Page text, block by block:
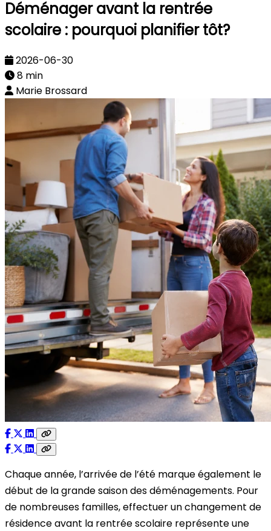
Déménager avant la rentrée
scolaire : pourquoi planifier tôt?
2026-06-30
8 min
Marie Brossard
Chaque année, l’arrivée de l’été marque également le
début de la grande saison des déménagements. Pour
de nombreuses familles, effectuer un changement de
résidence avant la rentrée scolaire représente une